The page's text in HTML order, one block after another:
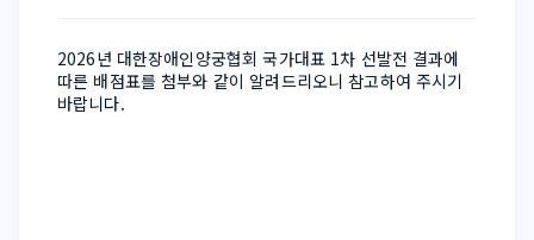
2026년 대한장애인양궁협회 국가대표 1차 선발전 결과에
따른 배점표를 첨부와 같이 알려드리오니 참고하여 주시기
바랍니다.